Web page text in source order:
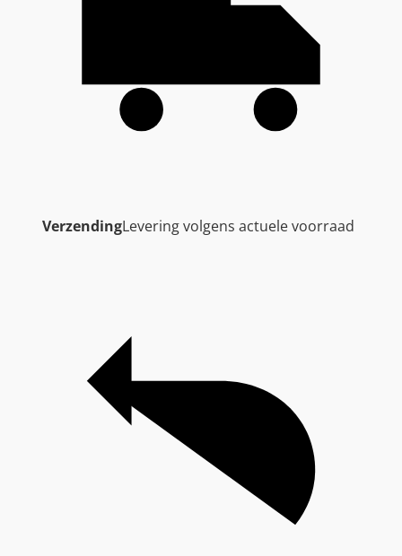
VerzendingLevering volgens actuele voorraad